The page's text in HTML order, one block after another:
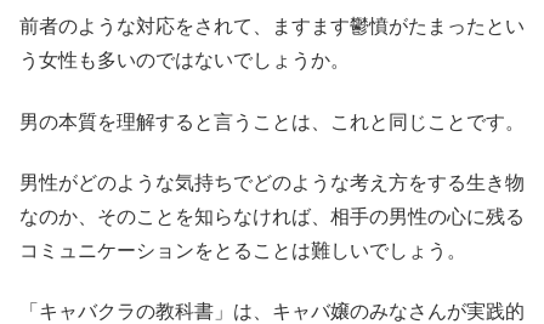
前者のような対応をされて、ますます鬱憤がたまったとい
う女性も多いのではないでしょうか。
男の本質を理解すると言うことは、これと同じことです。
男性がどのような気持ちでどのような考え方をする生き物
なのか、そのことを知らなければ、相手の男性の心に残る
コミュニケーションをとることは難しいでしょう。
「キャバクラの教科書」は、キャバ嬢のみなさんが実践的